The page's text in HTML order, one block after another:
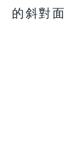
的斜對面